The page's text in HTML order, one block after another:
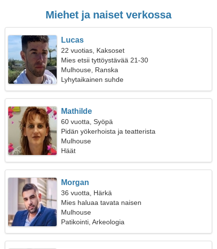
Miehet ja naiset verkossa
Lucas
22 vuotias, Kaksoset
Mies etsii tyttöystävää 21-30
Mulhouse, Ranska
Lyhytaikainen suhde
Mathilde
60 vuotta, Syöpä
Pidän yökerhoista ja teatterista
Mulhouse
Häät
Morgan
36 vuotta, Härkä
Mies haluaa tavata naisen
Mulhouse
Patikointi, Arkeologia